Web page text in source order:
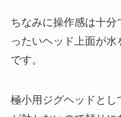
ちなみに操作感は十
ったいヘッド上面が
です。
極小用ジグヘッドとし